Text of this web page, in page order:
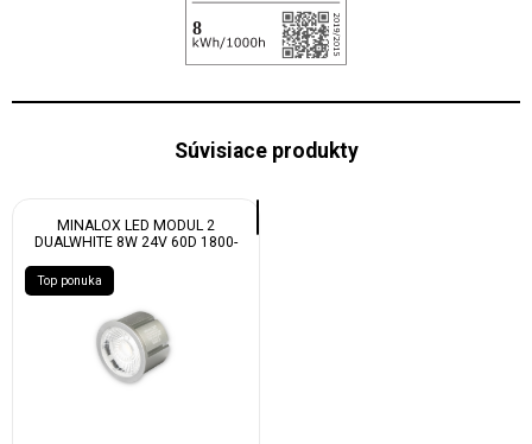
Súvisiace produkty
MINALOX LED MODUL 2
DUALWHITE 8W 24V 60D 1800-
Top ponuka